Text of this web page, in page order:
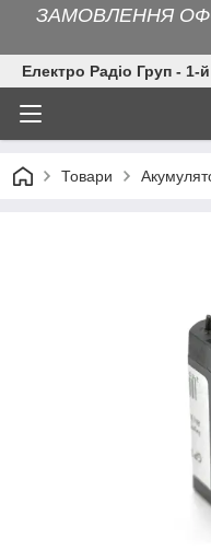
ЗАМОВЛЕННЯ
Електро Радіо Груп - 1-
Товари